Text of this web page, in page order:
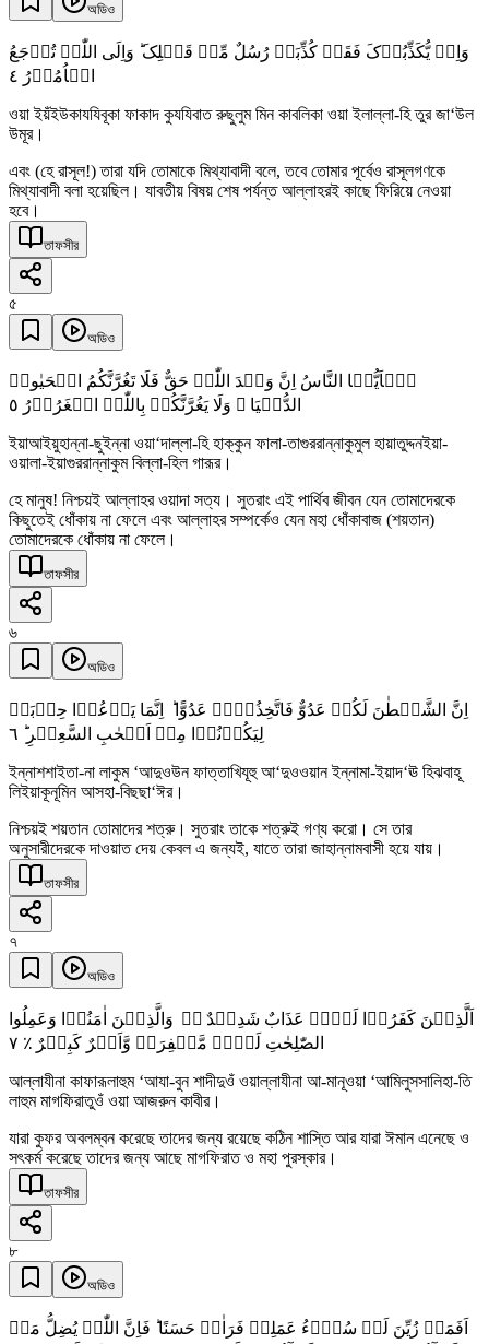
অডিও
وَاِنۡ یُّکَذِّبُوۡکَ فَقَدۡ کُذِّبَتۡ رُسُلٌ مِّنۡ قَبۡلِکَ ؕ وَاِلَی اللّٰہِ تُرۡجَعُ
الۡاُمُوۡرُ ٤
ওয়া ইয়ঁইউকাযযিবূকা ফাকাদ কুযযিবাত রুছুলুম মিন কাবলিকা ওয়া ইলাল্লা-হি তুর জা‘উল
উমূর।
এবং (হে রাসূল!) তারা যদি তোমাকে মিথ্যাবাদী বলে, তবে তোমার পূর্বেও রাসূলগণকে
মিথ্যাবাদী বলা হয়েছিল। যাবতীয় বিষয় শেষ পর্যন্ত আল্লাহরই কাছে ফিরিয়ে নেওয়া
হবে।
তাফসীর
৫
অডিও
یٰۤاَیُّہَا النَّاسُ اِنَّ وَعۡدَ اللّٰہِ حَقٌّ فَلَا تَغُرَّنَّکُمُ الۡحَیٰوۃُ
الدُّنۡیَا ٝ وَلَا یَغُرَّنَّکُمۡ بِاللّٰہِ الۡغَرُوۡرُ ٥
ইয়াআইয়ুহান্না-ছুইন্না ওয়া‘দাল্লা-হি হাক্কুন ফালা-তাগুররান্নাকুমুল হায়াতুদ্দনইয়া-
ওয়ালা-ইয়াগুররান্নাকুম বিল্লা-হিল গারূর।
হে মানুষ! নিশ্চয়ই আল্লাহর ওয়াদা সত্য। সুতরাং এই পার্থিব জীবন যেন তোমাদেরকে
কিছুতেই ধোঁকায় না ফেলে এবং আল্লাহর সম্পর্কেও যেন মহা ধোঁকাবাজ (শয়তান)
তোমাদেরকে ধোঁকায় না ফেলে।
তাফসীর
৬
অডিও
اِنَّ الشَّیۡطٰنَ لَکُمۡ عَدُوٌّ فَاتَّخِذُوۡہُ عَدُوًّا ؕ اِنَّمَا یَدۡعُوۡا حِزۡبَہٗ
لِیَکُوۡنُوۡا مِنۡ اَصۡحٰبِ السَّعِیۡرِ ؕ ٦
ইন্নাশশাইতা-না লাকুম ‘আদুওউন ফাত্তাখিযূহু আ‘দুওওয়ান ইন্নামা-ইয়াদ‘ঊ হিঝবাহূ
লিইয়াকূনূমিন আসহা-বিছছা‘ঈর।
নিশ্চয়ই শয়তান তোমাদের শত্রু। সুতরাং তাকে শত্রুই গণ্য করো। সে তার
অনুসারীদেরকে দাওয়াত দেয় কেবল এ জন্যই, যাতে তারা জাহান্নামবাসী হয়ে যায়।
তাফসীর
৭
অডিও
اَلَّذِیۡنَ کَفَرُوۡا لَہُمۡ عَذَابٌ شَدِیۡدٌ ۬ؕ وَالَّذِیۡنَ اٰمَنُوۡا وَعَمِلُوا
الصّٰلِحٰتِ لَہُمۡ مَّغۡفِرَۃٌ وَّاَجۡرٌ کَبِیۡرٌ ٪ ٧
আল্লাযীনা কাফারূলাহুম ‘আযা-বুন শাদীদুওঁ ওয়াল্লাযীনা আ-মানূওয়া ‘আমিলুসসালিহা-তি
লাহুম মাগফিরাতুওঁ ওয়া আজরুন কাবীর।
যারা কুফর অবলম্বন করেছে তাদের জন্য রয়েছে কঠিন শাস্তি আর যারা ঈমান এনেছে ও
সৎকর্ম করেছে তাদের জন্য আছে মাগফিরাত ও মহা পুরস্কার।
তাফসীর
৮
অডিও
اَفَمَنۡ زُیِّنَ لَہٗ سُوۡٓءُ عَمَلِہٖ فَرَاٰہُ حَسَنًا ؕ فَاِنَّ اللّٰہَ یُضِلُّ مَنۡ